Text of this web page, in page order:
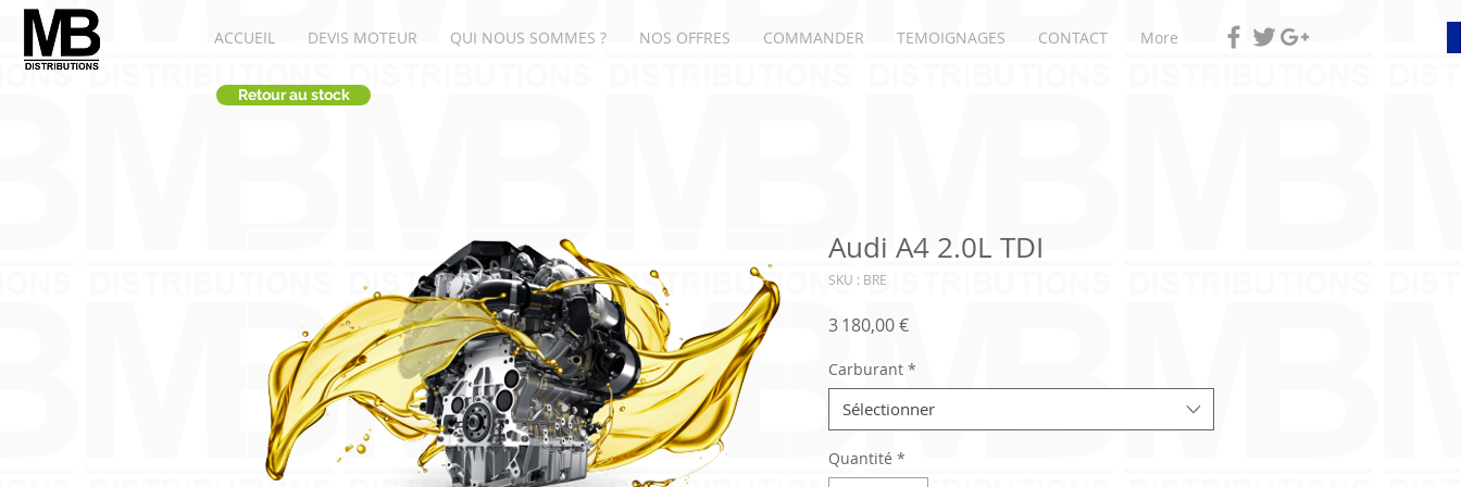
ACCUEIL DEVIS MOTEUR QUI NOUS SOMMES ? NOS OFFRES COMMANDER TEMOIGNAGES CONTACT More
Audi A4 2.0L TDI
SKU : BRE
3 180,00 €Prix
Carburant *
Sélectionner
Quantité *
Retour au stock